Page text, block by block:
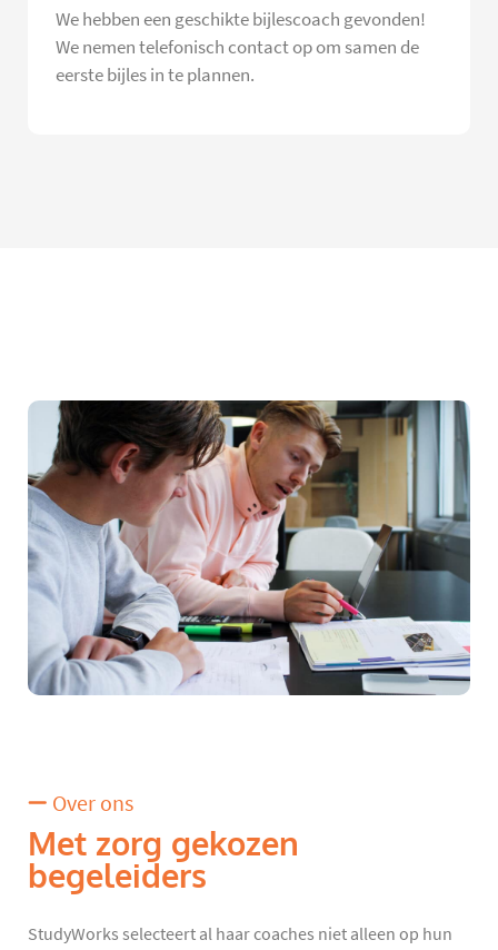
We hebben een geschikte bijlescoach gevonden!
We nemen telefonisch contact op om samen de
eerste bijles in te plannen.
Over ons
Met zorg gekozen
begeleiders
StudyWorks selecteert al haar coaches niet alleen op hun